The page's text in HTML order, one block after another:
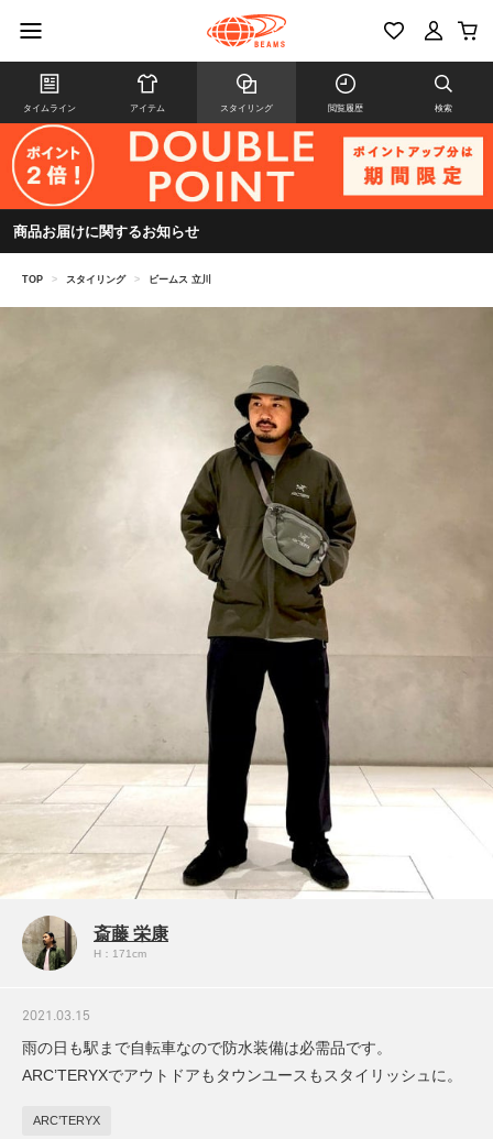
タイムライン アイテム スタイリング 閲覧履歴 検索
商品お届けに関するお知らせ
TOP > スタイリング > ビームス 立川
斎藤 栄康
H：171cm
2021.03.15
雨の日も駅まで自転車なので防水装備は必需品です。
ARC’TERYXでアウトドアもタウンユースもスタイリッシュに。
ARC’TERYX